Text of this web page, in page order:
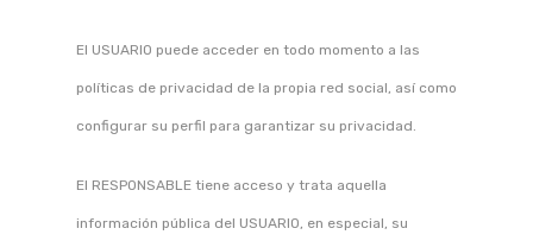
El USUARIO puede acceder en todo momento a las
políticas de privacidad de la propia red social, así como
configurar su perfil para garantizar su privacidad.
El RESPONSABLE tiene acceso y trata aquella
información pública del USUARIO, en especial, su